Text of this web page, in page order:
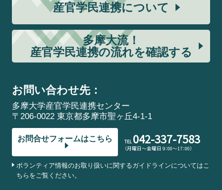
産官学民連携について
多摩大流！
産官学民連携の流れを確認する
お問い合わせ先：
多摩大学産官学民連携センター
〒206-0022 東京都多摩市聖ヶ丘4-1-1
お問合せフォームはこちら TEL 042-337-7583
（月曜日～金曜日 9：00～17：00）
ボランティア情報のお取り扱いに関するガイドラインについてはこ
ちらをご覧ください。